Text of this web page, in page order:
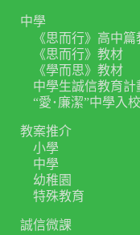
中學
《思而行》高中篇
《思而行》教材
《學而思》教材
中學生誠信教育計
“愛･廉潔”中學入
教案推介
小學
中學
幼稚園
特殊教育
誠信微課